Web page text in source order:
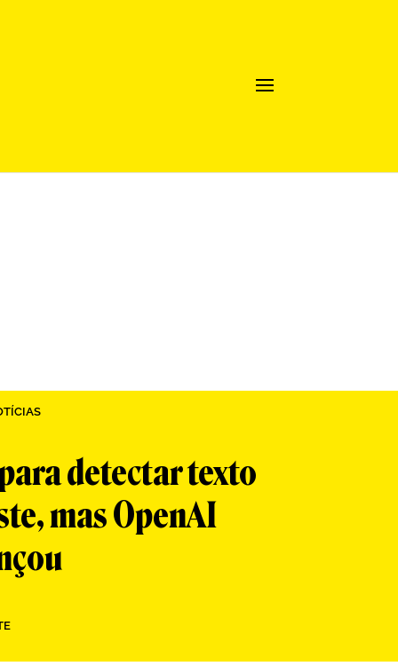
detectar texto
mas OpenAI